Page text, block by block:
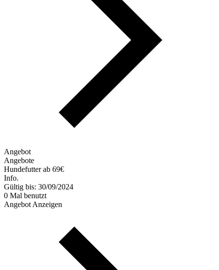
Angebot
Angebote
Hundefutter ab 69€
Info.
Gültig bis: 30/09/2024
0 Mal benutzt
Angebot Anzeigen